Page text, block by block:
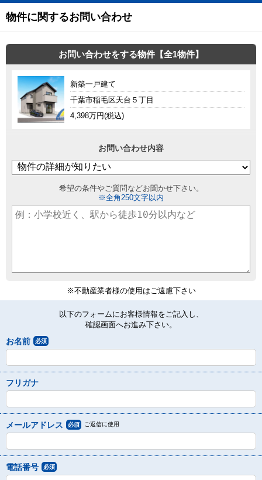
物件に関するお問い合わせ
お問い合わせをする物件【全1物件】
新築一戸建て
千葉市稲毛区天台５丁目
4,398万円(税込)
お問い合わせ内容
希望の条件やご質問などお聞かせ下さい。
※全角250文字以内
※不動産業者様の使用はご遠慮下さい
以下のフォームにお客様情報をご記入し、
確認画面へお進み下さい。
お名前 必須
フリガナ
メールアドレス 必須 ご返信に使用
電話番号 必須